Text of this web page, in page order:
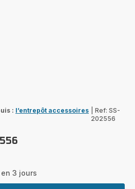
: l’entrepôt accessoires
Ref: SS-
202556
3 jours